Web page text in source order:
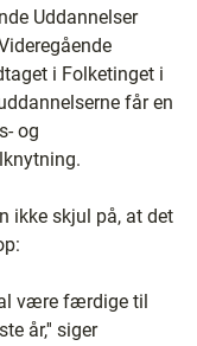
Uddannelser
i Folketinget i
får en
og
ikke skjul på, at det
være færdige til
år,'' siger